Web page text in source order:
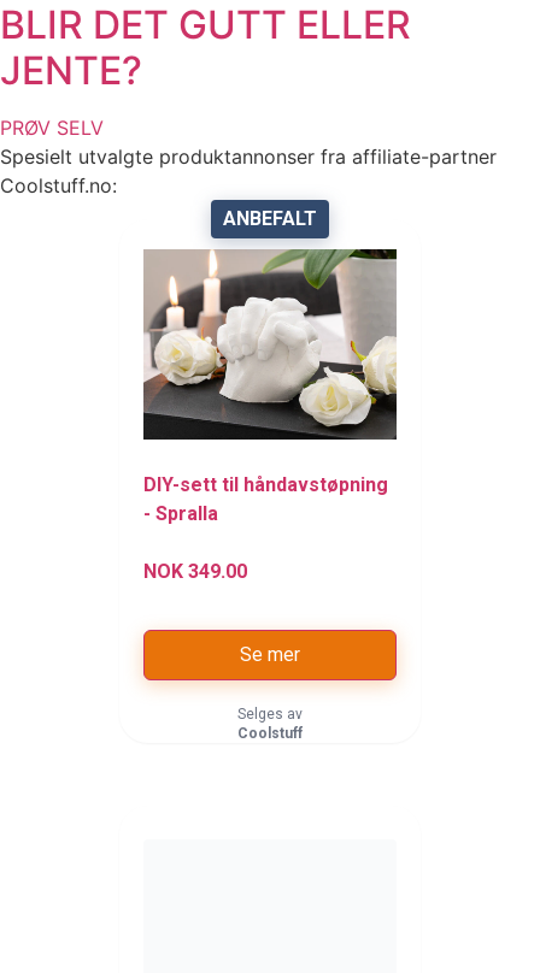
BLIR DET GUTT ELLER
JENTE?
PRØV SELV
Spesielt utvalgte produktannonser fra affiliate-partner
Coolstuff.no:
ANBEFALT
DIY-sett til håndavstøpning
- Spralla
NOK 349.00
Se mer
Selges av
Coolstuff